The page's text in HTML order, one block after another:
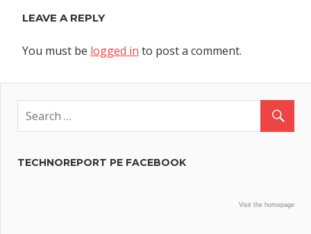
LEAVE A REPLY
You must be logged in to post a comment.
TECHNOREPORT PE FACEBOOK
Visit the homepage